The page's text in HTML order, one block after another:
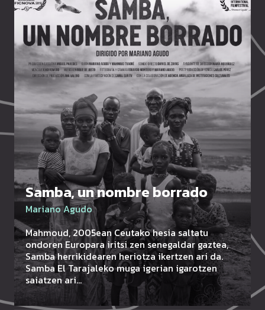
Samba, un nombre borrado
Mariano Agudo
Mahmoud, 2005ean Ceutako hesia saltatu
ondoren Europara iritsi zen senegaldar gaztea,
Samba herrikidearen heriotza ikertzen ari da.
Samba El Tarajaleko muga igerian igarotzen
saiatzen ari…